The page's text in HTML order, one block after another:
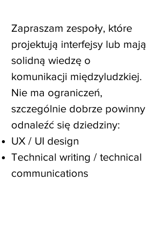
Zapraszam zespoły, które
projektują interfejsy lub mają
solidną wiedzę o
komunikacji międzyludzkiej.
Nie ma ograniczeń,
szczególnie dobrze powinny
odnaleźć się dziedziny:
UX / UI design
Technical writing / technical
communications